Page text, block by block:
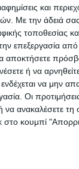
και
Με την άδειά
τοποθεσίας
επεξεργασία από
αποκτήσετε
ή να
να μην
Οι
να ανακαλέσετε
στο κουμπί
ΑΡΘΡΟ
γέφυρες